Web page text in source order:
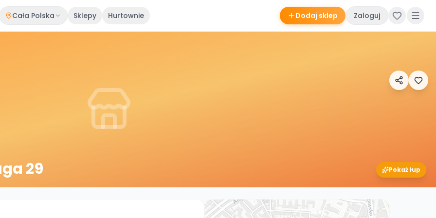
Cała Polska Sklepy Hurtownie Dodaj sklep Zaloguj
29 Pokaż łup